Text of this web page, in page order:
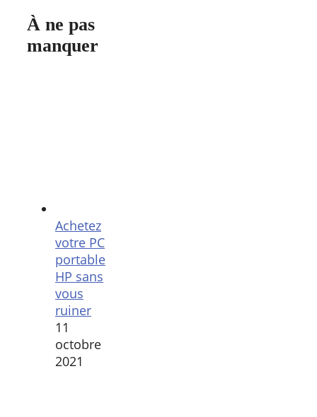
À ne pas
manquer
Achetez
votre PC
portable
HP sans
vous
ruiner
11
octobre
2021